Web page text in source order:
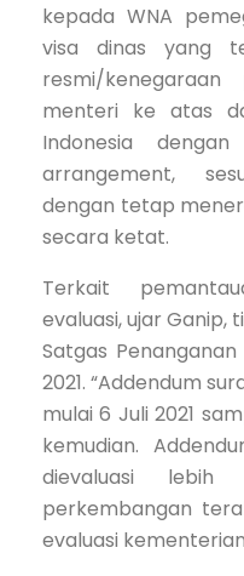
kepada WNA
visa dinas yang
resmi/
menteri ke atas
Indonesia
arrangement,
dengan tetap
secara ketat.
Terkait
evaluasi, ujar Ganip,
Satgas
2021. “Addendum
mulai 6 Juli 2021
kemudian.
dievaluasi lebih
perkembangan
evaluasi